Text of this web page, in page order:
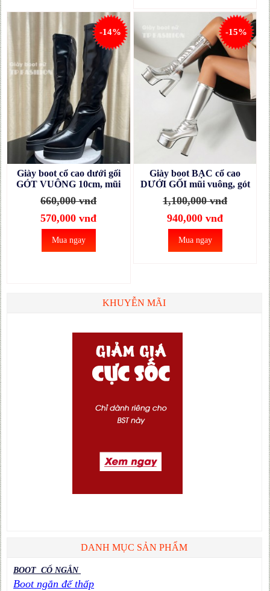
-14%
Giày boot cổ cao dưới gối
GÓT VUÔNG 10cm, mũi
nhọn 2 lớp cân đối dễ đi
GCC54A
660,000 vnđ
570,000 vnđ
Mua ngay
-15%
Giày boot BẠC cổ cao
DƯỚI GỐI mũi vuông, gót
vuông 14CM chắc chắn
GCC53A
1,100,000 vnđ
940,000 vnđ
Mua ngay
KHUYỄN MÃI
DANH MỤC SẢN PHẨM
BOOT CỔ NGẮN
Boot ngắn đế thấp